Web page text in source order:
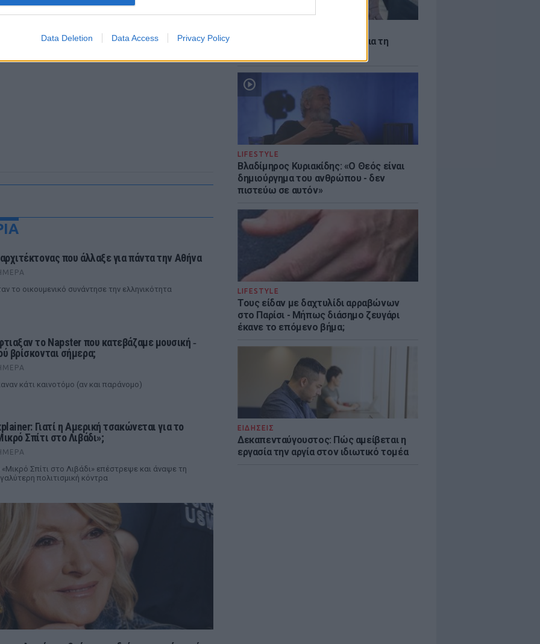
Data Deletion Data Access Privacy Policy
Προφυλακίστηκε ο Αφγανός για τη
LIFESTYLE
Βλαδίμηρος Κυριακίδης: «Ο Θεός είναι
δημιούργημα του ανθρώπου - δεν
πιστεύω σε αυτόν»
LIFESTYLE
Τους είδαν με δαχτυλίδι αρραβώνων
στο Παρίσι - Μήπως διάσημο ζευγάρι
έκανε το επόμενο βήμα;
ΕΙΔΗΣΕΙΣ
Δεκαπενταύγουστος: Πώς αμείβεται η
εργασία την αργία στον ιδιωτικό τομέα
που άλλαξε για πάντα την Αθήνα
το οικουμενικό συνάντησε την ελληνικότητα
το Napster που κατεβάζαμε μουσική ‑
βρίσκονται σήμερα;
κάτι καινοτόμο (αν και παράνομο)
Γιατί η Αμερική τσακώνεται για το
Σπίτι στο Λιβάδι»;
«Μικρό Σπίτι στο Λιβάδι» επέστρεψε και άναψε τη
πολιτισμική κόντρα